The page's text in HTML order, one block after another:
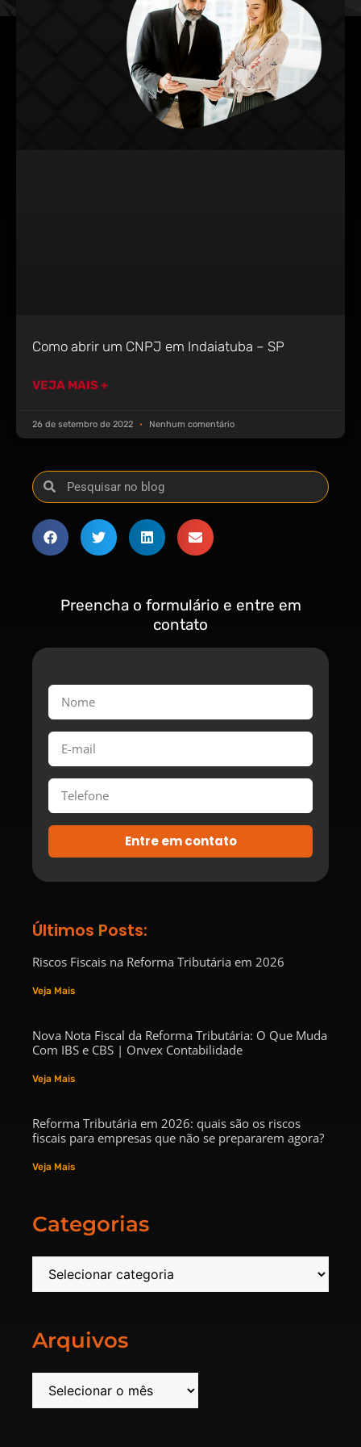
Como abrir um CNPJ em Indaiatuba – SP
VEJA MAIS +
26 de setembro de 2022 Nenhum comentário
Preencha o formulário e entre em
contato
Entre em contato
Últimos Posts:
Riscos Fiscais na Reforma Tributária em 2026
Veja Mais
Nova Nota Fiscal da Reforma Tributária: O Que Muda
Com IBS e CBS | Onvex Contabilidade
Veja Mais
Reforma Tributária em 2026: quais são os riscos
fiscais para empresas que não se prepararem agora?
Veja Mais
Categorias
Arquivos